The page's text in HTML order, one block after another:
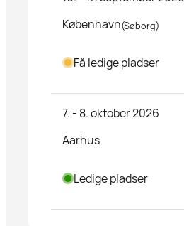
København(Søborg)
Få ledige pladser
7. - 8. oktober 2026
Aarhus
Ledige pladser